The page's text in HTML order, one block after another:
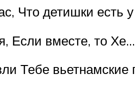
Что детишки есть
Если вместе, то
Тебе вьетнамские